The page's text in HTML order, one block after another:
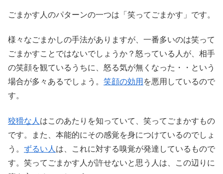
ごまかす人のパターンの一つは「笑ってごまかす」です。
様々なごまかしの手法がありますが、一番多いのは笑って
ごまかすことではないでしょうか？怒っている人が、相手
の笑顔を観ているうちに、怒る気が無くなった・・という
場合が多々あるでしょう。 笑顔の効用 を悪用しているので
す。
狡猾な人 はこのあたりを知っていて、笑ってごまかすもの
です。また、本能的にその感覚を身につけているのでしょ
う。 ずるい人 は、これに対する嗅覚が発達しているもので
す。笑ってごまかす人が許せないと思う人は、この辺りに